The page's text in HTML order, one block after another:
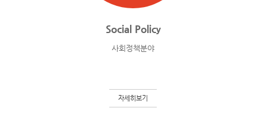
Social Policy
사회정책분야
자세히보기